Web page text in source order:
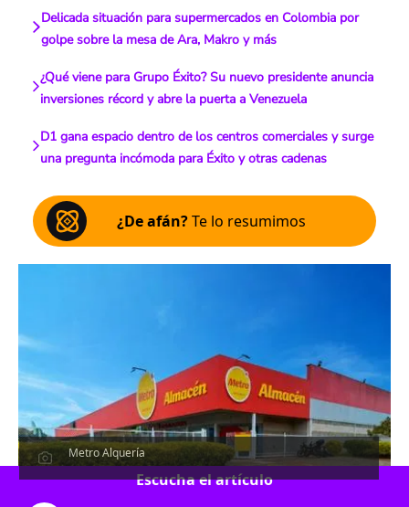
Delicada situación para supermercados en Colombia por
golpe sobre la mesa de Ara, Makro y más
¿Qué viene para Grupo Éxito? Su nuevo presidente anuncia
inversiones récord y abre la puerta a Venezuela
D1 gana espacio dentro de los centros comerciales y surge
una pregunta incómoda para Éxito y otras cadenas
¿De afán?Te lo resumimos
Metro Alquería
Escucha el artículo